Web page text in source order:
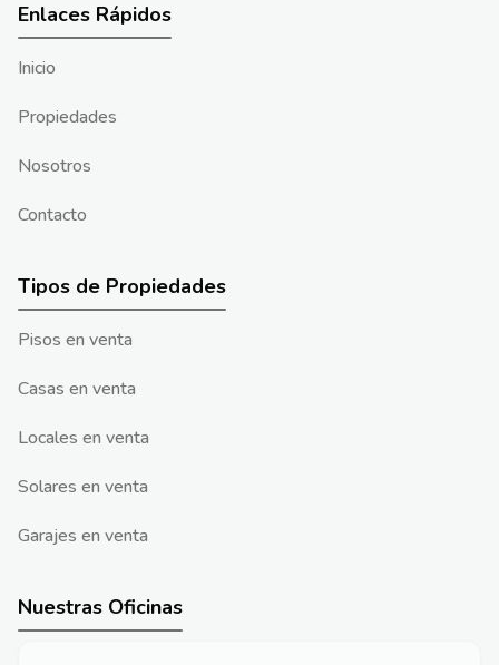
Enlaces Rápidos
Inicio
Propiedades
Nosotros
Contacto
Tipos de Propiedades
Pisos en venta
Casas en venta
Locales en venta
Solares en venta
Garajes en venta
Nuestras Oficinas